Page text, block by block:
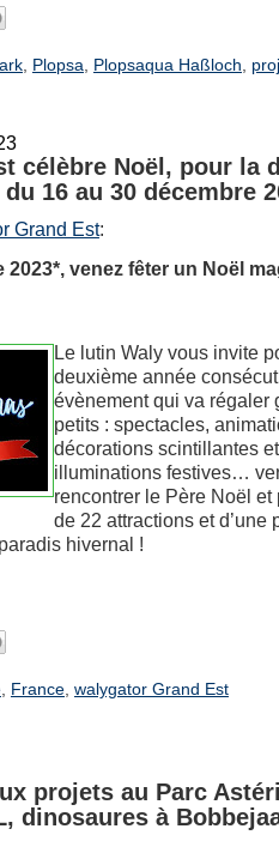
, Plopsa Plopsaqua Haßloch
célèbre Noël, pour la
16 au 30 décembre
Grand Est:
2023*, venez fêter un Noël
Le lutin Waly vous invite
deuxième année
évènement qui va régaler
petits : spectacles,
décorations scintillantes et
illuminations festives…
rencontrer le Père Noël et
de 22 attractions et d’une
hivernal !
, France, walygator Grand Est
projets au Parc
dinosaures à